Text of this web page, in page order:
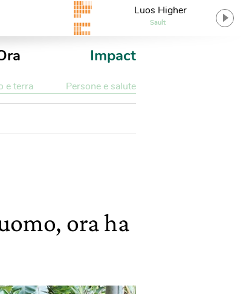
Luos Higher
Sault
Impact
e terra Persone e salute
ora ha